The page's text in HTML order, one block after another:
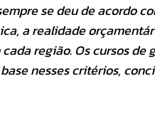
se deu de acordo
a realidade
região. Os cursos de
nesses critérios,